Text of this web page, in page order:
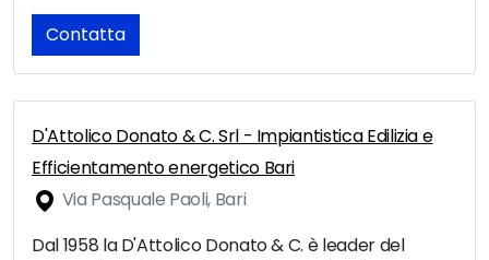
Contatta
D'Attolico Donato & C. Srl - Impiantistica Edilizia e
Efficientamento energetico Bari
Via Pasquale Paoli, Bari
Dal 1958 la D'Attolico Donato & C. è leader del